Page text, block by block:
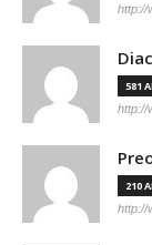
http://
581
http://
210
http://